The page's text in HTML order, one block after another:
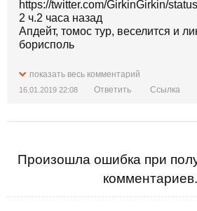
https://twitter.com/GirkinGirkin/
2 ч.2 часа назад
Апдейт, томос тур, веселится и
борисполь
показать весь комментарий
16.01.2019 22:08 Ответить Ссылка
Произошла ошибка при
комментариев.